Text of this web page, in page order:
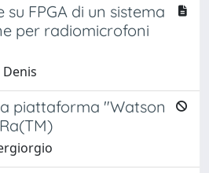
FPGA di un sistema
per radiomicrofoni
piattaforma "Watson